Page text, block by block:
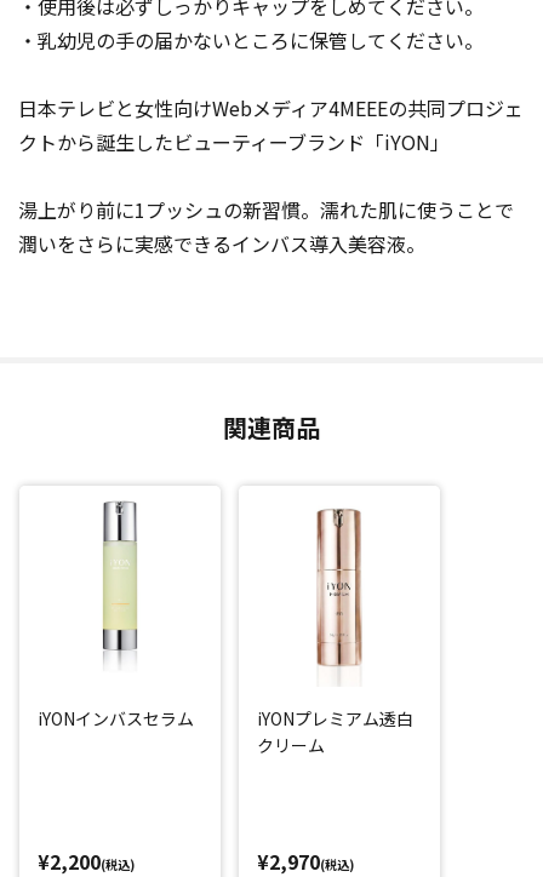
・使用後は必ずしっかりキャップをしめてください。
・乳幼児の手の届かないところに保管してください。
日本テレビと女性向けWebメディア4MEEEの共同プロジェ
クトから誕生したビューティーブランド「iYON」
湯上がり前に1プッシュの新習慣。濡れた肌に使うことで
潤いをさらに実感できるインバス導入美容液。
関連商品
iYONインバスセラム
¥2,200(税込)
iYONプレミアム透白
クリーム
¥2,970(税込)